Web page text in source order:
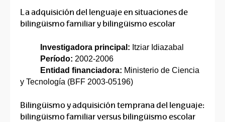
La adquisición del lenguaje en situaciones de
bilingüismo familiar y bilingüismo escolar
Investigadora principal: Itziar Idiazabal
Período: 2002-2006
Entidad financiadora: Ministerio de Ciencia
y Tecnología (BFF 2003-05196)
Bilingüismo y adquisición temprana del lenguaje:
bilingüismo familiar versus bilingüismo escolar